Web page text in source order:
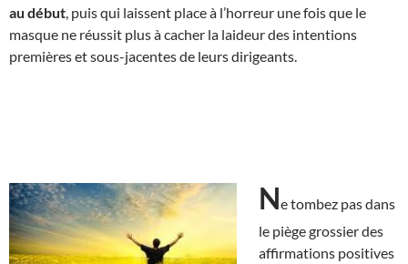
au début , puis qui laissent place à l’horreur une fois que le
masque ne réussit plus à cacher la laideur des intentions
premières et sous-jacentes de leurs dirigeants.
Ne tombez pas dans
le piège grossier des
affirmations positives